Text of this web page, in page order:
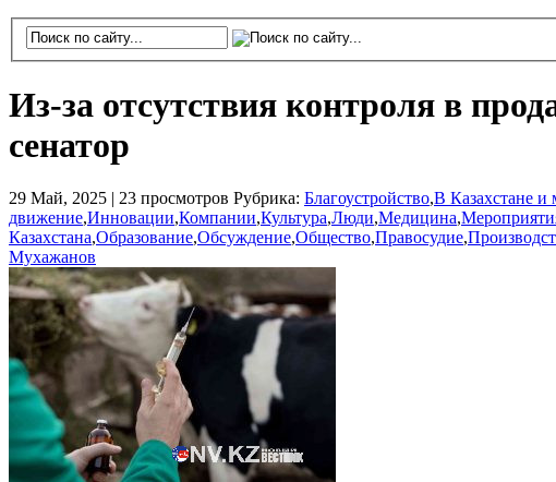
Из-за отсутствия контроля в
сенатор
29 Май, 2025 | 23 просмотров Рубрика: Благоустройство,В Казахстане и
движение,Инновации,Компании,Культура,Люди,Медицина,
Казахстана,Образование,Обсуждение,Общество,Правосудие,
Мухажанов